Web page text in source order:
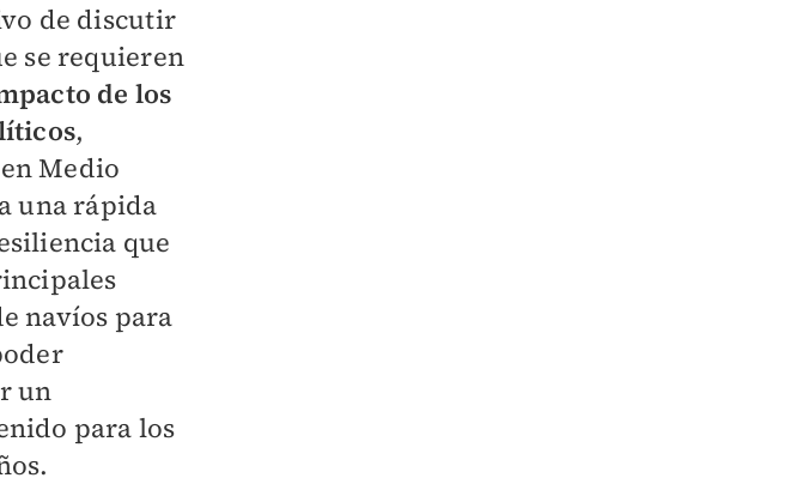
de discutir
se requieren
de los
,
Medio
una rápida
que
navíos para
un
para los